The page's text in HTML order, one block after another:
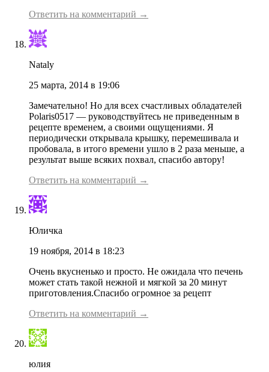
Ответить на комментарий →
Nataly
25 марта, 2014 в 19:06
Замечательно! Но для всех счастливых обладателей
Polaris0517 — руководствуйтесь не приведенным в
рецепте временем, а своими ощущениями. Я
периодически открывала крышку, перемешивала и
пробовала, в итого времени ушло в 2 раза меньше, а
результат выше всяких похвал, спасибо автору!
Ответить на комментарий →
Юличка
19 ноября, 2014 в 18:23
Очень вкусненько и просто. Не ожидала что печень
может стать такой нежной и мягкой за 20 минут
приготовления.Спасибо огромное за рецепт
Ответить на комментарий →
юлия